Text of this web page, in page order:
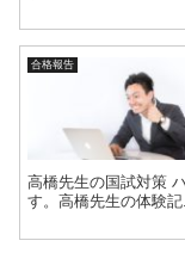
合格報告
高橋先生の国試対策
す。高橋先生の体験記